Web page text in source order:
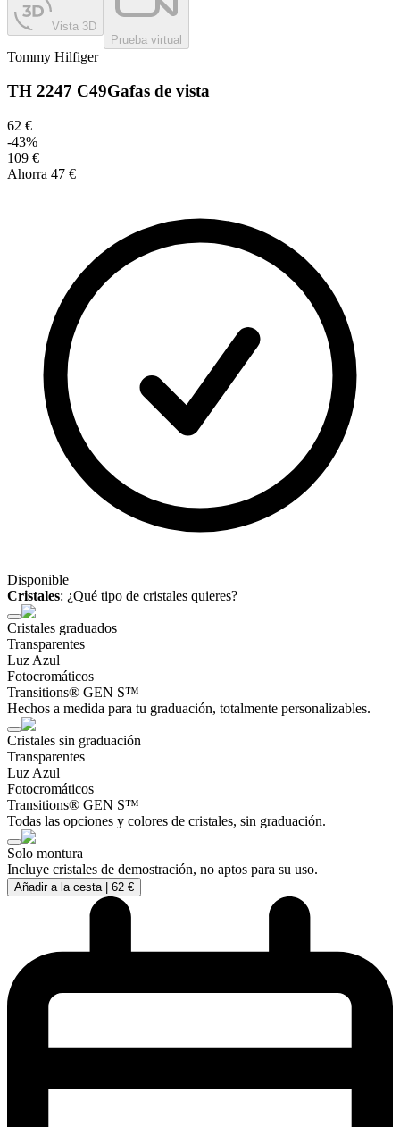
Vista 3D
Prueba virtual
Tommy Hilfiger
TH 2247 C49Gafas de vista
62 €
-43%
109 €
Ahorra 47 €
Disponible
Cristales: ¿Qué tipo de cristales quieres?
Cristales graduados
Transparentes
Luz Azul
Fotocromáticos
Transitions® GEN S™
Hechos a medida para tu graduación, totalmente personalizables.
Cristales sin graduación
Transparentes
Luz Azul
Fotocromáticos
Transitions® GEN S™
Todas las opciones y colores de cristales, sin graduación.
Solo montura
Incluye cristales de demostración, no aptos para su uso.
Añadir a la cesta | 62 €